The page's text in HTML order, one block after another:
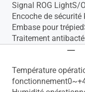
Signal ROG LightS/
Encoche de
Embase pour
Traitement
Température